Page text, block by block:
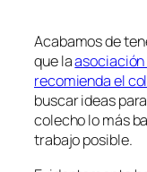
Acabamos de
que laasociación
recomienda el
buscar ideas
colecho lo más
trabajo posible.